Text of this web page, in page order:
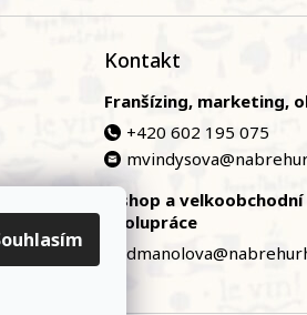
Kontakt
Franšízing, marketing,
+420 602 195 075
E-shop a velkoobchodní
spolupráce